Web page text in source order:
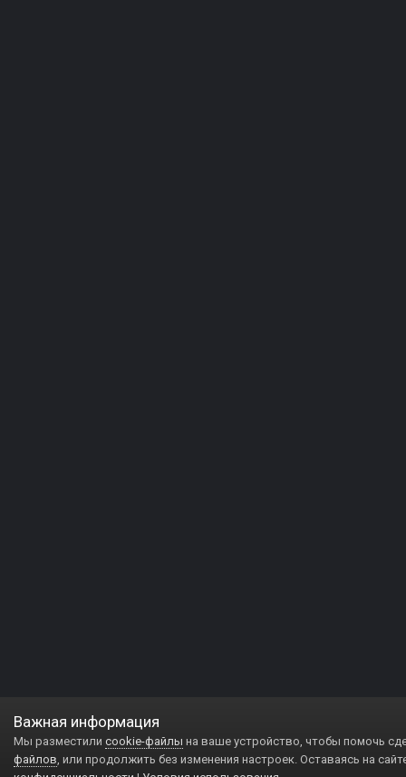
Важная информация
Мы разместили cookie-файлы на ваше устройство, чтобы помочь
файлов, или продолжить без изменения настроек. Оставаясь на